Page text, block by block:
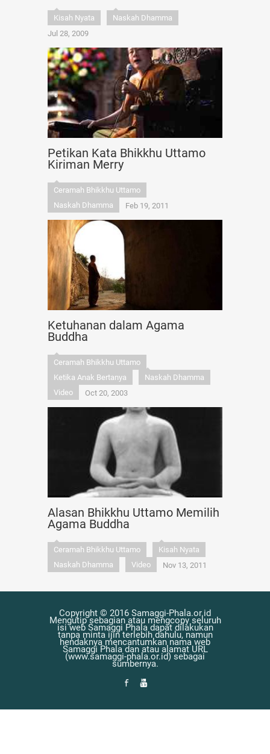
Kisah Nyata
Naskah Dhamma
Jul 28, 2009
Petikan Kata Bhikkhu Uttamo
Kiriman Merry
Ceramah Bhikkhu Uttamo
Naskah Dhamma
Feb 19, 2011
Ketuhanan dalam Agama
Buddha
Ceramah Bhikkhu Uttamo
Ketika Anak Bertanya
Naskah Dhamma
Video
Oct 20, 2003
Alasan Bhikkhu Uttamo Memilih
Agama Buddha
Ceramah Bhikkhu Uttamo
Kisah Nyata
Naskah Dhamma
Video Nov 13, 2011
Copyright © 2016 Samaggi-Phala.or.id
Mengutip sebagian atau mengcopy seluruh
isi web Samaggi Phala dapat dilakukan
tanpa minta ijin terlebih dahulu, namun
hendaknya mencantumkan nama web
Samaggi Phala dan atau alamat URL
(www.samaggi-phala.or.id) sebagai
sumbernya.